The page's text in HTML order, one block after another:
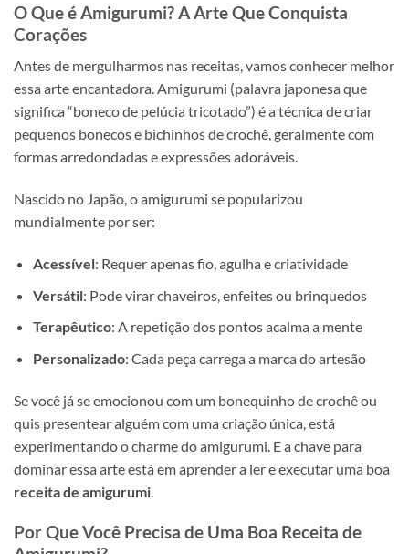
O Que é Amigurumi? A Arte Que Conquista
Corações
Antes de mergulharmos nas receitas, vamos conhecer melhor
essa arte encantadora. Amigurumi (palavra japonesa que
significa “boneco de pelúcia tricotado”) é a técnica de criar
pequenos bonecos e bichinhos de crochê, geralmente com
formas arredondadas e expressões adoráveis.
Nascido no Japão, o amigurumi se popularizou
mundialmente por ser:
Acessível: Requer apenas fio, agulha e criatividade
Versátil: Pode virar chaveiros, enfeites ou brinquedos
Terapêutico: A repetição dos pontos acalma a mente
Personalizado: Cada peça carrega a marca do artesão
Se você já se emocionou com um bonequinho de crochê ou
quis presentear alguém com uma criação única, está
experimentando o charme do amigurumi. E a chave para
dominar essa arte está em aprender a ler e executar uma boa
receita de amigurumi
Por Que Você Precisa de Uma Boa Receita de